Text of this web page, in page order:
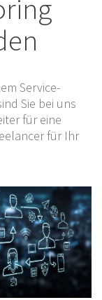
Service-
Sie bei uns
für eine
für Ihr